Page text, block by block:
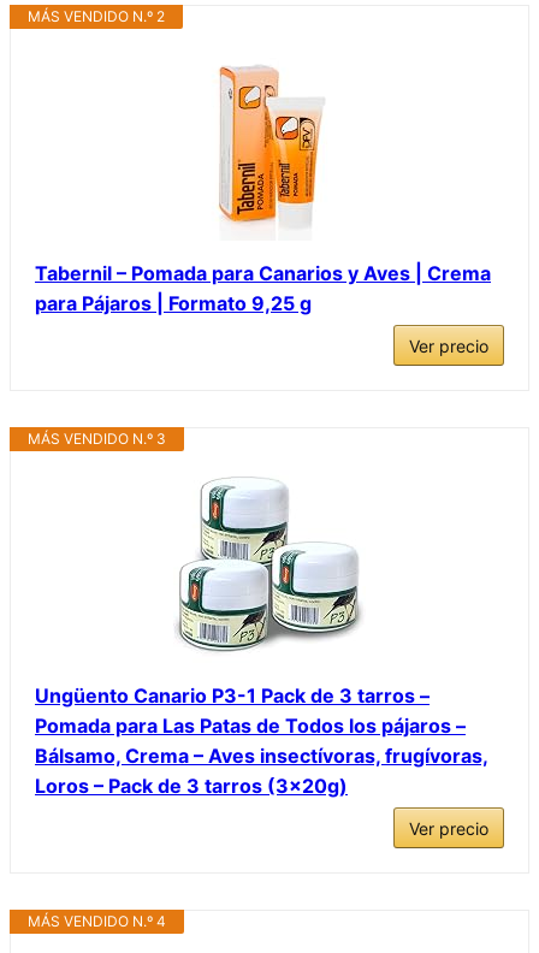
MÁS VENDIDO N.º 2
Tabernil – Pomada para Canarios y Aves | Crema
para Pájaros | Formato 9,25 g
Ver precio
MÁS VENDIDO N.º 3
Ungüento Canario P3-1 Pack de 3 tarros –
Pomada para Las Patas de Todos los pájaros –
Bálsamo, Crema – Aves insectívoras, frugívoras,
Loros – Pack de 3 tarros (3x20g)
Ver precio
MÁS VENDIDO N.º 4